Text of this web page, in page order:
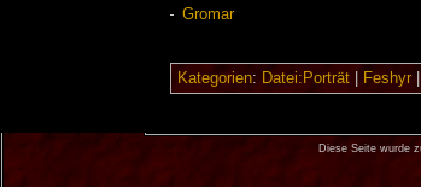
Gromar
Kategorien: Datei:Porträt| Feshyr|
Diese Seite wurde